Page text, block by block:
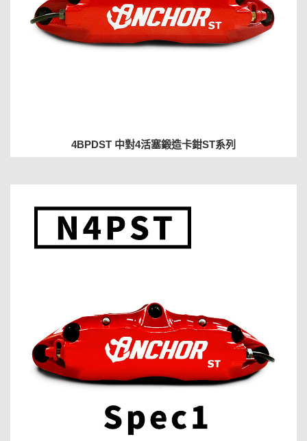
4BPDST 中對4活塞鍛造卡鉗ST系列